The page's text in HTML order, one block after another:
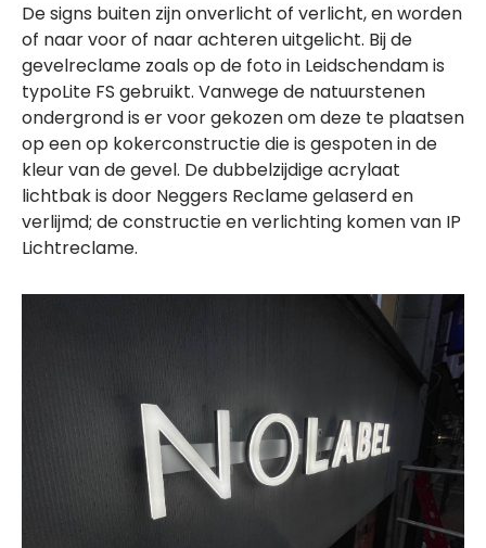
De signs buiten zijn onverlicht of verlicht, en worden
of naar voor of naar achteren uitgelicht. Bij de
gevelreclame zoals op de foto in Leidschendam is
typoLite FS gebruikt. Vanwege de natuurstenen
ondergrond is er voor gekozen om deze te plaatsen
op een op kokerconstructie die is gespoten in de
kleur van de gevel. De dubbelzijdige acrylaat
lichtbak is door Neggers Reclame gelaserd en
verlijmd; de constructie en verlichting komen van IP
Lichtreclame.